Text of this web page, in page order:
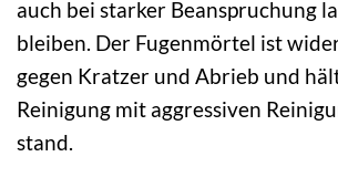
auch bei starker Beanspruchung
bleiben. Der Fugenmörtel ist
gegen Kratzer und Abrieb und
Reinigung mit aggressiven
stand.